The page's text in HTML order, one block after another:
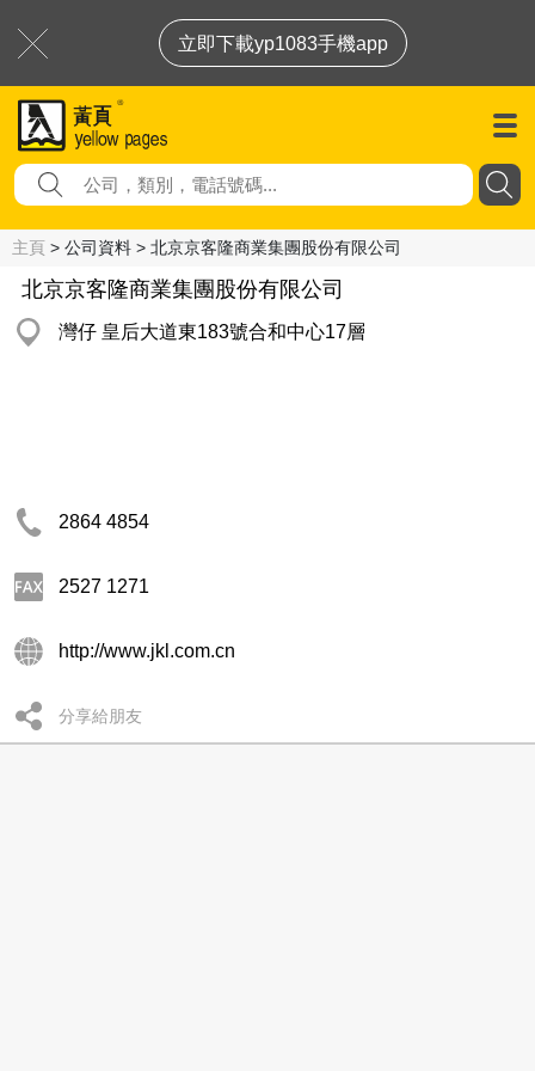
立即下載yp1083手機app
主頁 > 公司資料 > 北京京客隆商業集團股份有限公司
北京京客隆商業集團股份有限公司
灣仔 皇后大道東183號合和中心17層
2864 4854
2527 1271
http://www.jkl.com.cn
分享給朋友